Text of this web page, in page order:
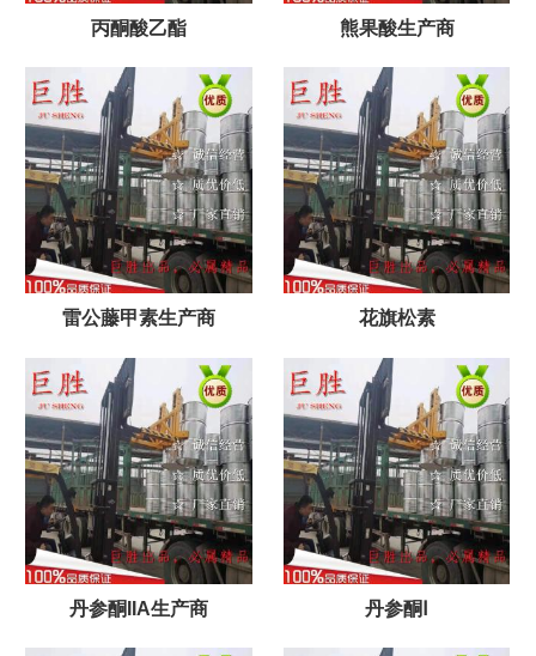
丙酮酸乙酯 熊果酸生产商
雷公藤甲素生产商 花旗松素
丹参酮IIA生产商 丹参酮Ⅰ